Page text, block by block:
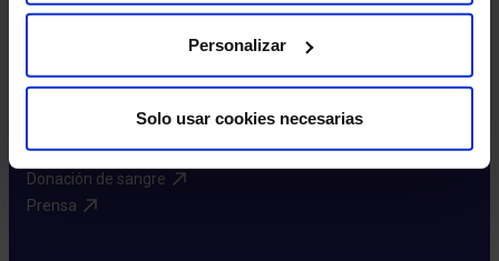
Personalizar
Solo usar cookies necesarias
HM CINAC​
Enlaces de interés
Aseguradoras y mutuas​
Preguntas frecuentes​
Donación de sangre​
Prensa​